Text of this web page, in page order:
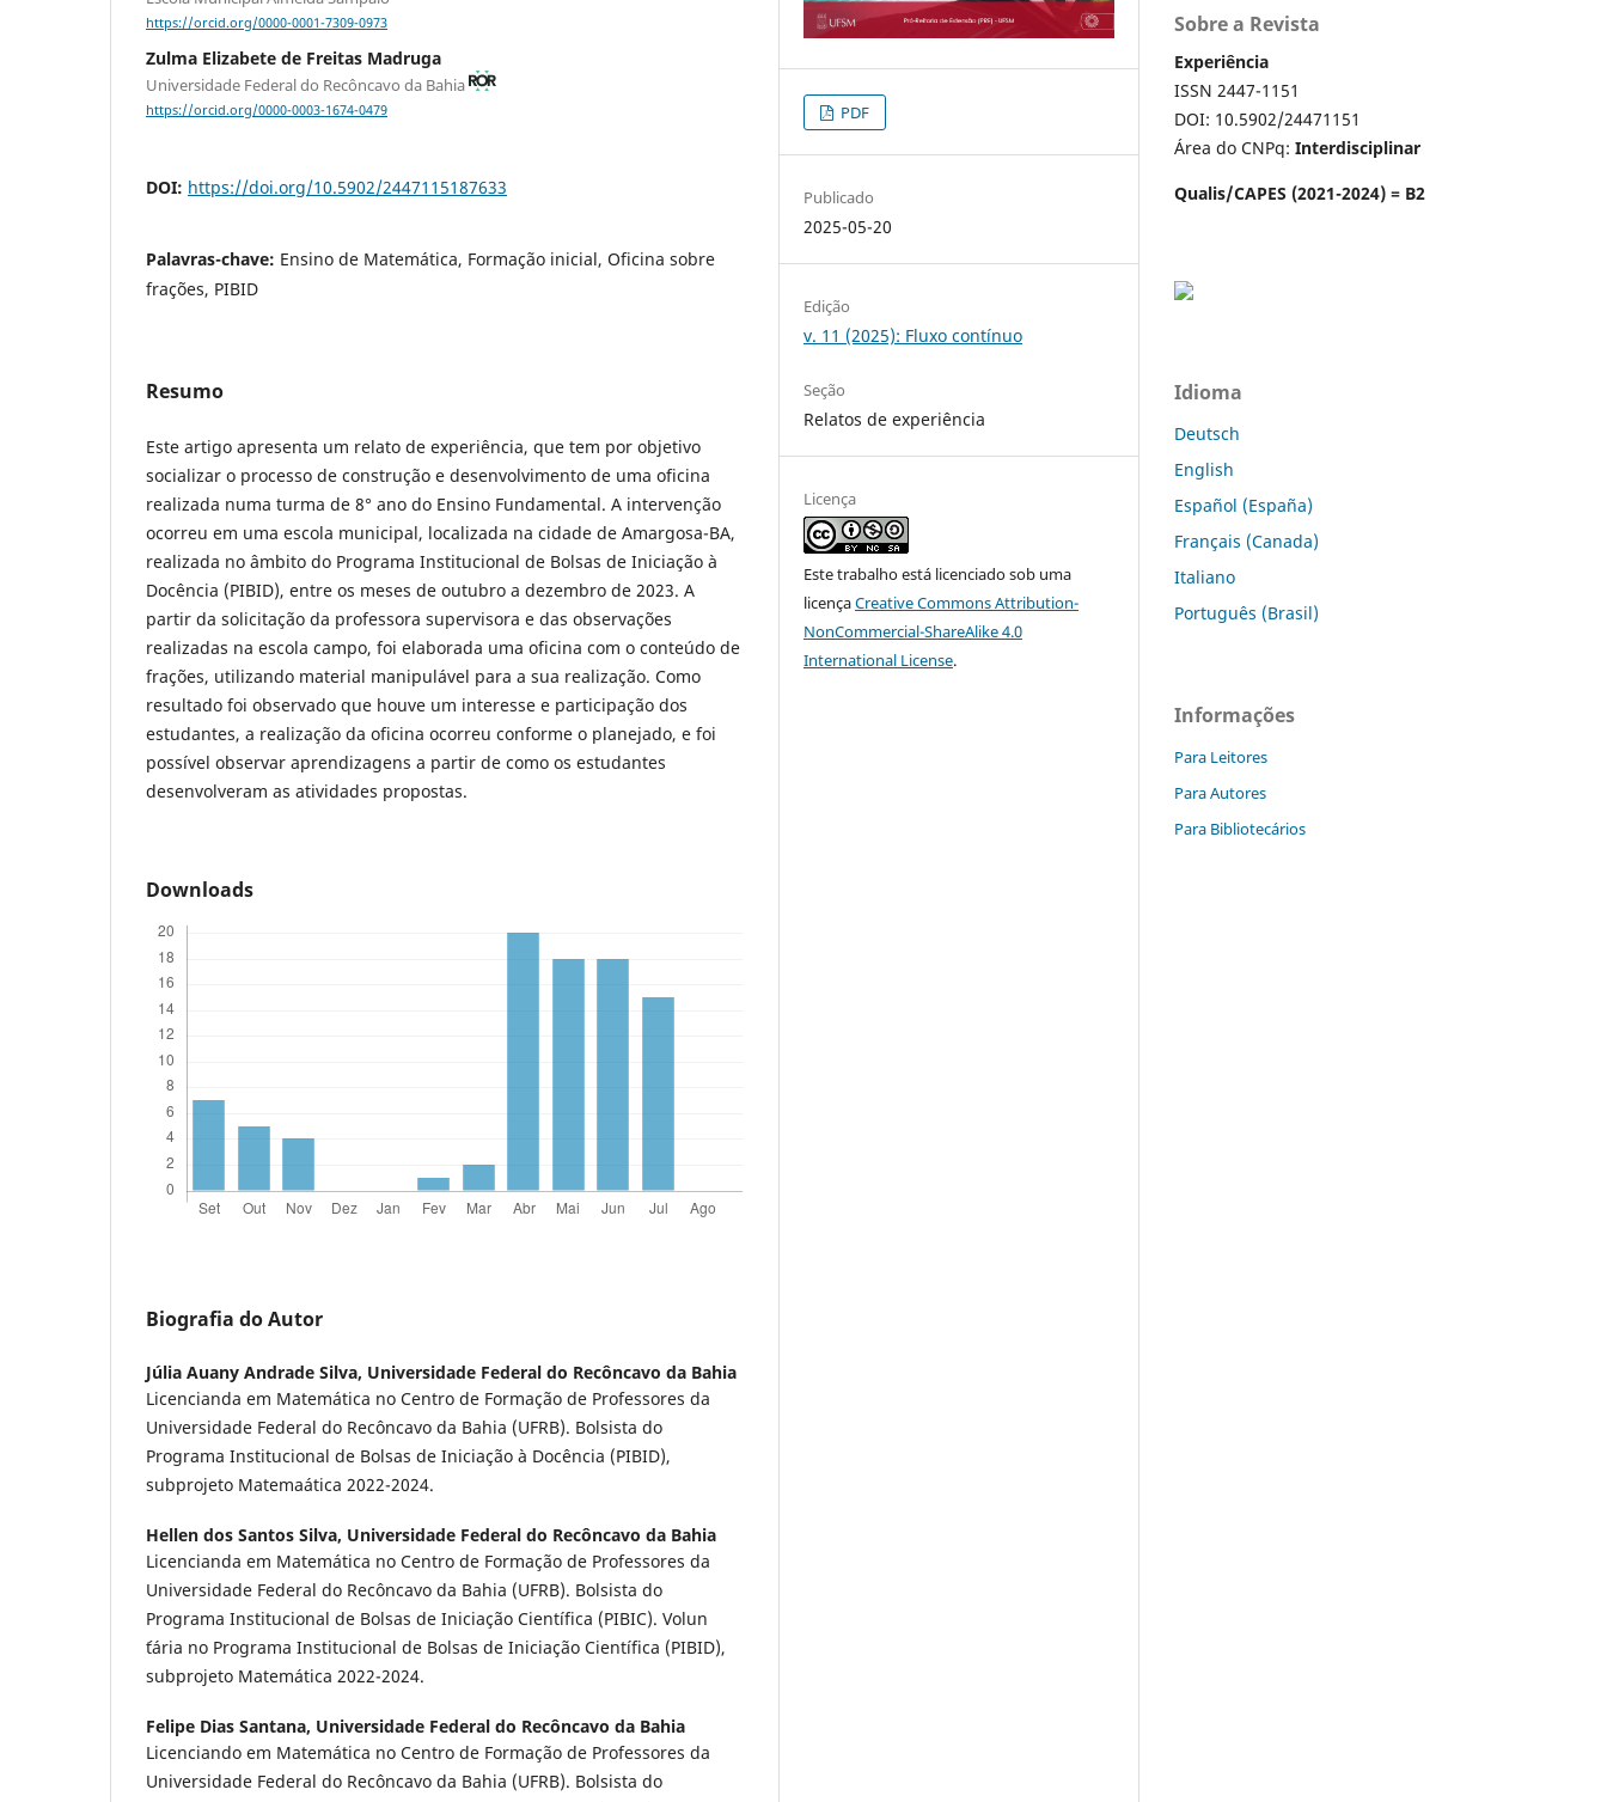
https://orcid.org/0000-0001-7309-0973
Zulma Elizabete de Freitas Madruga
Universidade Federal do Recôncavo da Bahia
https://orcid.org/0000-0003-1674-0479
DOI: https://doi.org/10.5902/2447115187633
Palavras-chave: Ensino de Matemática, Formação inicial, Oficina sobre
frações, PIBID
Resumo
Este artigo apresenta um relato de experiência, que tem por objetivo
socializar o processo de construção e desenvolvimento de uma oficina
realizada numa turma de 8° ano do Ensino Fundamental. A intervenção
ocorreu em uma escola municipal, localizada na cidade de Amargosa-BA,
realizada no âmbito do Programa Institucional de Bolsas de Iniciação à
Docência (PIBID), entre os meses de outubro a dezembro de 2023. A
partir da solicitação da professora supervisora e das observações
realizadas na escola campo, foi elaborada uma oficina com o conteúdo de
frações, utilizando material manipulável para a sua realização. Como
resultado foi observado que houve um interesse e participação dos
estudantes, a realização da oficina ocorreu conforme o planejado, e foi
possível observar aprendizagens a partir de como os estudantes
desenvolveram as atividades propostas.
Downloads
Biografia do Autor
Júlia Auany Andrade Silva, Universidade Federal do Recôncavo da Bahia
Licencianda em Matemática no Centro de Formação de Professores da
Universidade Federal do Recôncavo da Bahia (UFRB). Bolsista do
Programa Institucional de Bolsas de Iniciação à Docência (PIBID),
subprojeto Matemaática 2022-2024.
Hellen dos Santos Silva, Universidade Federal do Recôncavo da Bahia
Licencianda em Matemática no Centro de Formação de Professores da
Universidade Federal do Recôncavo da Bahia (UFRB). Bolsista do
Programa Institucional de Bolsas de Iniciação Científica (PIBIC). Volun
´tária no Programa Institucional de Bolsas de Iniciação Científica (PIBID),
subprojeto Matemática 2022-2024.
Felipe Dias Santana, Universidade Federal do Recôncavo da Bahia
Licenciando em Matemática no Centro de Formação de Professores da
Universidade Federal do Recôncavo da Bahia (UFRB). Bolsista do
PDF
Publicado
2025-05-20
Edição
v. 11 (2025): Fluxo contínuo
Seção
Relatos de experiência
Licença
Este trabalho está licenciado sob uma
licençaCreative Commons Attribution-
NonCommercial-ShareAlike 4.0
International License.
Sobre a Revista
Experiência
ISSN 2447-1151
DOI: 10.5902/24471151
Área do CNPq: Interdisciplinar
Qualis/CAPES (2021-2024) = B2
Idioma
Deutsch
English
Español (España)
Français (Canada)
Italiano
Português (Brasil)
Informações
Para Leitores
Para Autores
Para Bibliotecários